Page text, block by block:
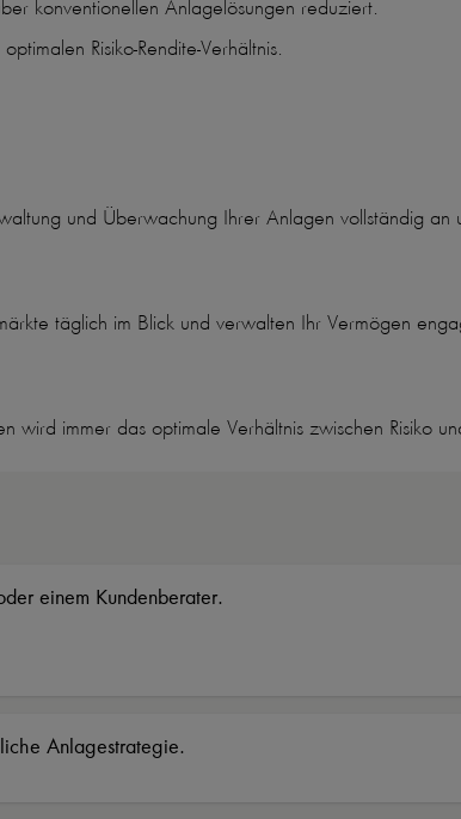
konventionellen Anlagelösungen reduziert.
Risiko-Rendite-Verhältnis.
und Überwachung Ihrer Anlagen vollständig an
täglich im Blick und verwalten Ihr Vermögen
immer das optimale Verhältnis zwischen Risiko
einem Kundenberater.
Anlagestrategie.